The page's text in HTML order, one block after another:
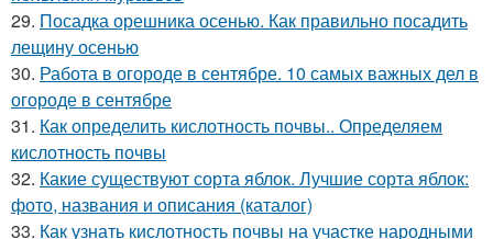
29. Посадка орешника осенью. Как правильно посадить
лещину осенью
30. Работа в огороде в сентябре. 10 самых важных дел в
огороде в сентябре
31. Как определить кислотность почвы.. Определяем
кислотность почвы
32. Какие существуют сорта яблок. Лучшие сорта яблок:
фото, названия и описания (каталог)
33. Как узнать кислотность почвы на участке народными